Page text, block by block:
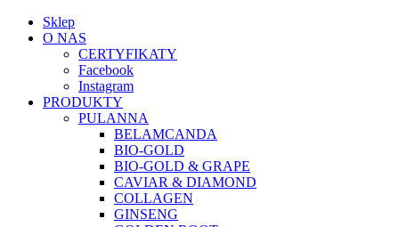
Sklep
O NAS
CERTYFIKATY
Facebook
Instagram
PRODUKTY
PULANNA
BELAMCANDA
BIO-GOLD
BIO-GOLD & GRAPE
CAVIAR & DIAMOND
COLLAGEN
GINSENG